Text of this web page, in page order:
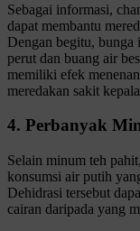
Sebagai informasi,
dapat membantu
Dengan begitu, bunga
perut dan buang air
memiliki efek
meredakan sakit
4. Perbanyak
Selain minum teh
konsumsi air putih
Dehidrasi tersebut
cairan daripada yang